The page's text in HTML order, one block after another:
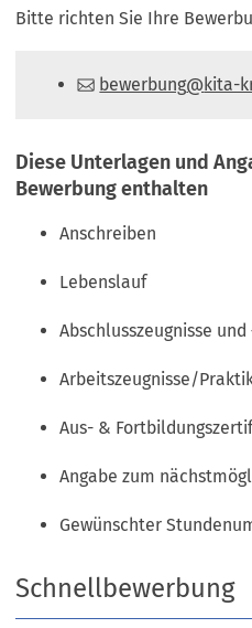
Bitte richten Sie Ihre
bewerbung kita-
Diese Unterlagen und
Bewerbung enthalten
Anschreiben
Lebenslauf
Abschlusszeugnisse
Arbeitszeugnisse/
Aus- &
Angabe zum
Gewünschter
Schnellbewerbung